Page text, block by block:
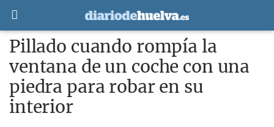
Pillado cuando rompía la
ventana de un coche con una
piedra para robar en su
interior